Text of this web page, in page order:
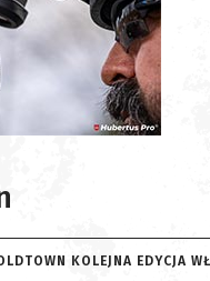
KOLEJNA EDYCJA